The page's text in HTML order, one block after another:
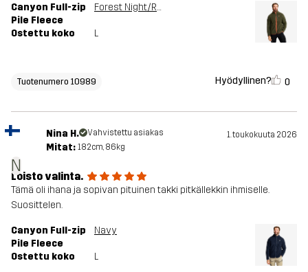
Canyon Full-zip
Pile Fleece
Forest Night/Rusty Orange
Ostettu koko L
Tuotenumero 10989 Hyödyllinen? 0
N
Nina H. Vahvistettu asiakas 1. toukokuuta 2026
Mitat: 182cm, 86kg
Loisto valinta.
Tämä oli ihana ja sopivan pituinen takki pitkällekkin ihmiselle.
Suosittelen.
Canyon Full-zip
Pile Fleece
Navy
Ostettu koko L